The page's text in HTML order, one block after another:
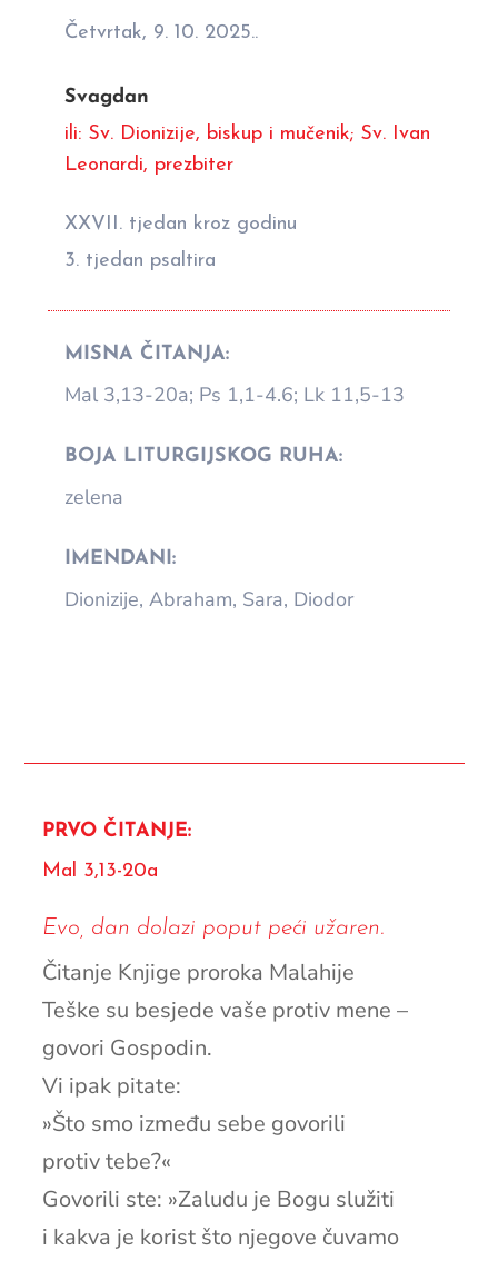
Četvrtak, 9. 10. 2025..
Svagdan
ili: Sv. Dionizije, biskup i mučenik; Sv. Ivan
Leonardi, prezbiter
XXVII. tjedan kroz godinu
3. tjedan psaltira
MISNA ČITANJA:
Mal 3,13-20a; Ps 1,1-4.6; Lk 11,5-13
BOJA LITURGIJSKOG RUHA:
zelena
IMENDANI:
Dionizije, Abraham, Sara, Diodor
PRVO ČITANJE:
Mal 3,13-20a
Evo, dan dolazi poput peći užaren.
Čitanje Knjige proroka Malahije
Teške su besjede vaše protiv mene –
govori Gospodin.
Vi ipak pitate:
»Što smo između sebe govorili
protiv tebe?«
Govorili ste: »Zaludu je Bogu služiti
i kakva je korist što njegove čuvamo